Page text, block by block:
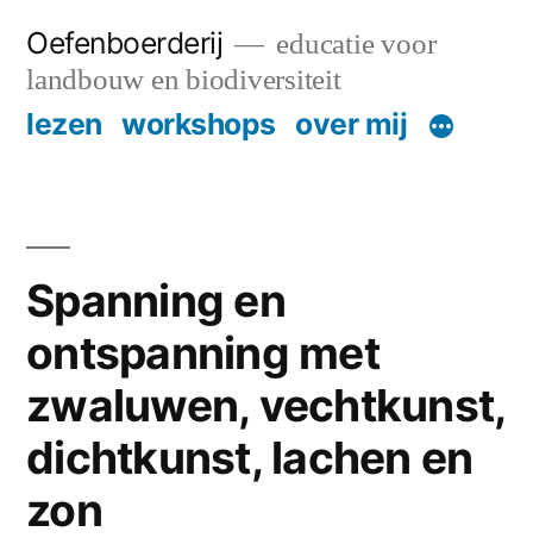
content
Oefenboerderij
educatie voor
landbouw en biodiversiteit
lezen workshops over mij
Spanning en
ontspanning met
zwaluwen, vechtkunst,
dichtkunst, lachen en
zon